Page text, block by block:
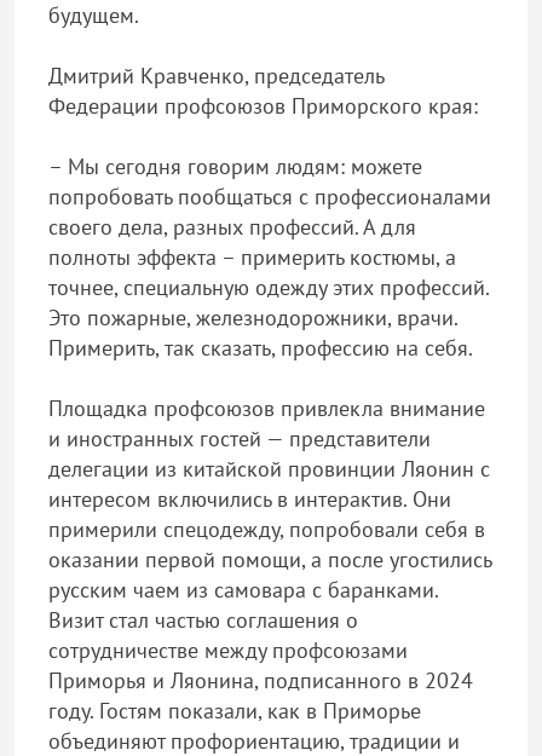
будущем.
Дмитрий Кравченко, председатель
Федерации профсоюзов Приморского края:
– Мы сегодня говорим людям: можете
попробовать пообщаться с профессионалами
своего дела, разных профессий. А для
полноты эффекта – примерить костюмы, а
точнее, специальную одежду этих профессий.
Это пожарные, железнодорожники, врачи.
Примерить, так сказать, профессию на себя.
Площадка профсоюзов привлекла внимание
и иностранных гостей — представители
делегации из китайской провинции Ляонин с
интересом включились в интерактив. Они
примерили спецодежду, попробовали себя в
оказании первой помощи, а после угостились
русским чаем из самовара с баранками.
Визит стал частью соглашения о
сотрудничестве между профсоюзами
Приморья и Ляонина, подписанного в 2024
году. Гостям показали, как в Приморье
объединяют профориентацию, традиции и